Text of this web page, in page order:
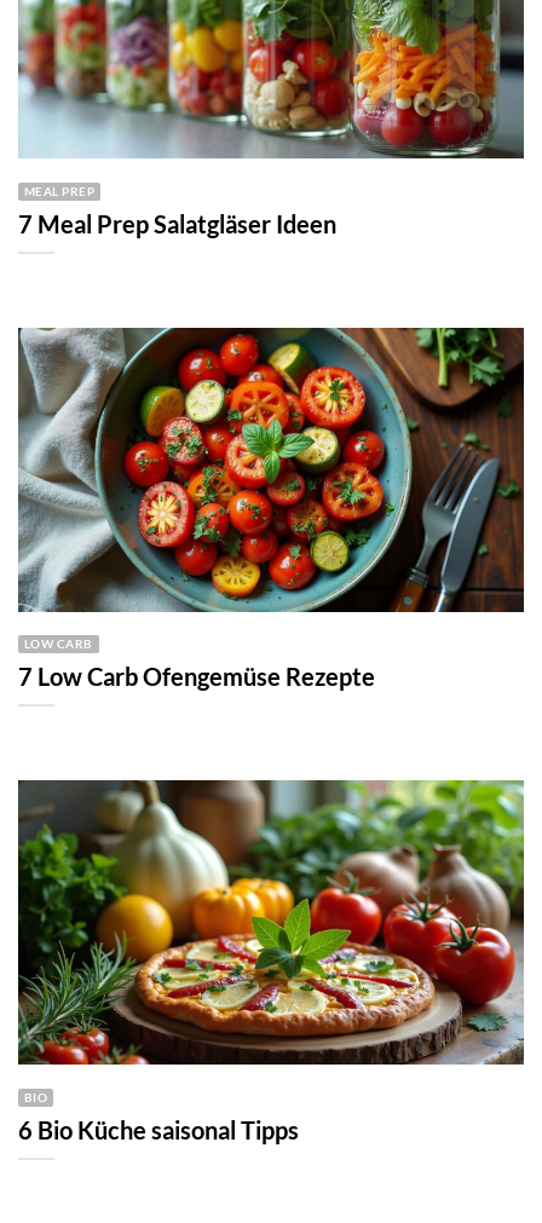
MEAL PREP
7 Meal Prep Salatgläser Ideen
LOW CARB
7 Low Carb Ofengemüse Rezepte
BIO
6 Bio Küche saisonal Tipps